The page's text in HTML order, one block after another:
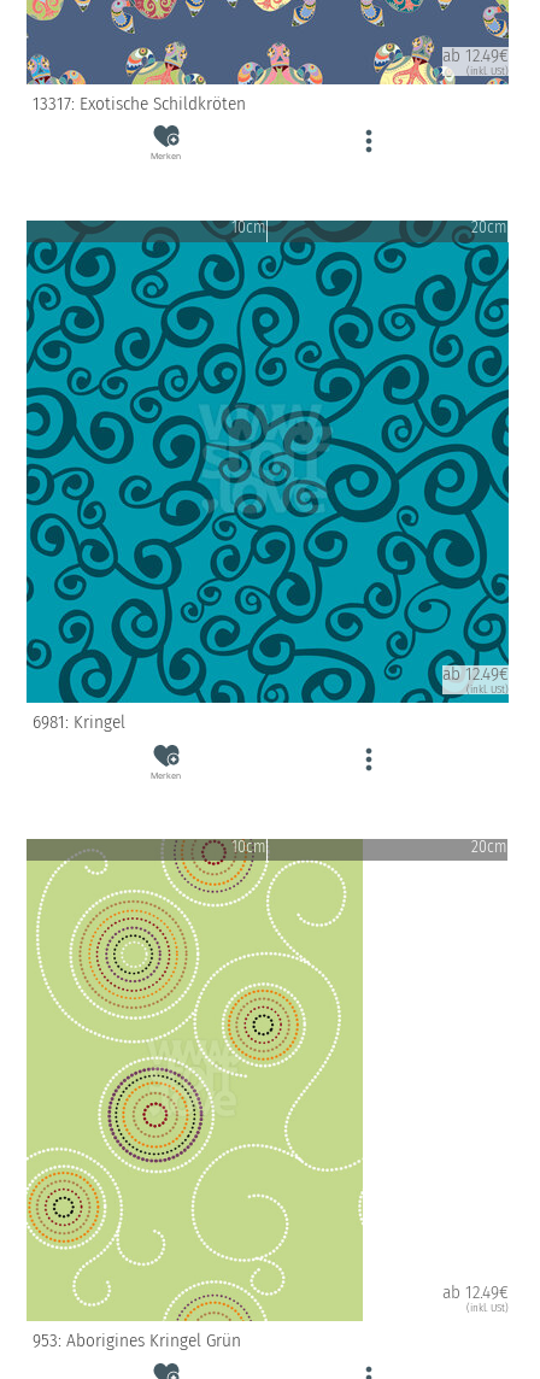
ab 12.49€
(inkl. USt)
13317: Exotische Schildkröten
Merken
10cm 20cm
ab 12.49€
(inkl. USt)
6981: Kringel
Merken
10cm 20cm
ab 12.49€
(inkl. USt)
953: Aborigines Kringel Grün